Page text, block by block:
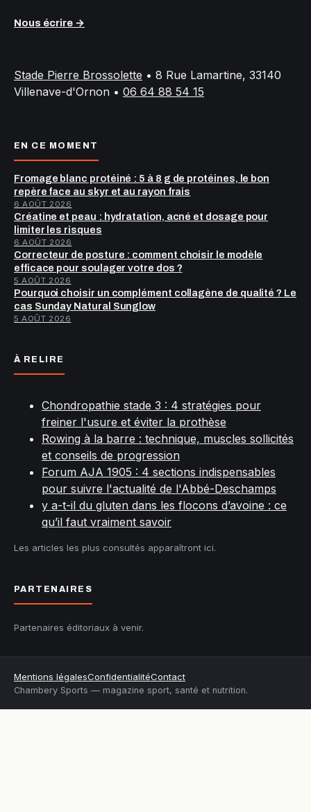
Nous écrire →
Stade Pierre Brossolette • 8 Rue Lamartine, 33140
Villenave-d'Ornon • 06 64 88 54 15
EN CE MOMENT
Fromage blanc protéiné : 5 à 8 g de protéines, le bon
repère face au skyr et au rayon frais
6 AOÛT 2026
Créatine et peau : hydratation, acné et dosage pour
limiter les risques
6 AOÛT 2026
Correcteur de posture : comment choisir le modèle
efficace pour soulager votre dos ?
5 AOÛT 2026
Pourquoi choisir un complément collagène de qualité ? Le
cas Sunday Natural Sunglow
5 AOÛT 2026
À RELIRE
Chondropathie stade 3 : 4 stratégies pour
freiner l'usure et éviter la prothèse
Rowing à la barre : technique, muscles sollicités
et conseils de progression
Forum AJA 1905 : 4 sections indispensables
pour suivre l'actualité de l'Abbé-Deschamps
y a-t-il du gluten dans les flocons d’avoine : ce
qu’il faut vraiment savoir
Les articles les plus consultés apparaîtront ici.
PARTENAIRES
Partenaires éditoriaux à venir.
Mentions légalesConfidentialitéContact
Chambery Sports — magazine sport, santé et nutrition.